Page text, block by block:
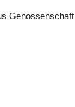
Genossenschaft